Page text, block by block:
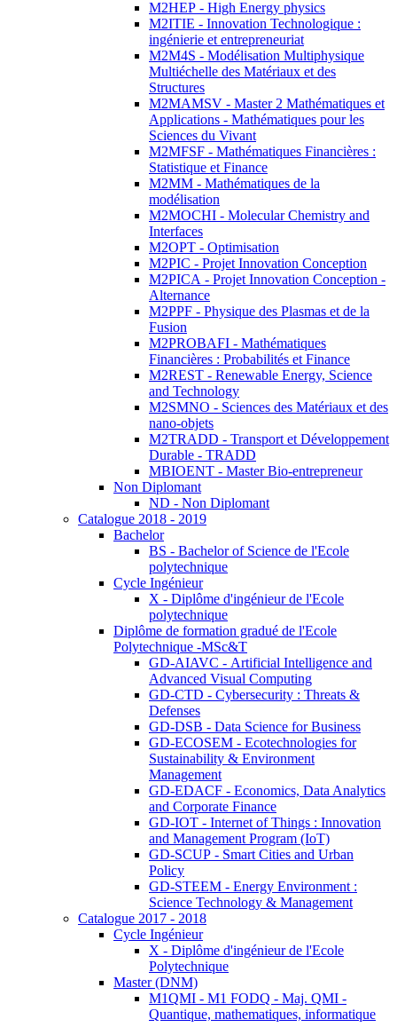
M2HEP - High Energy physics
M2ITIE - Innovation Technologique :
ingénierie et entrepreneuriat
M2M4S - Modélisation Multiphysique
Multiéchelle des Matériaux et des
Structures
M2MAMSV - Master 2 Mathématiques et
Applications - Mathématiques pour les
Sciences du Vivant
M2MFSF - Mathématiques Financières :
Statistique et Finance
M2MM - Mathématiques de la
modélisation
M2MOCHI - Molecular Chemistry and
Interfaces
M2OPT - Optimisation
M2PIC - Projet Innovation Conception
M2PICA - Projet Innovation Conception -
Alternance
M2PPF - Physique des Plasmas et de la
Fusion
M2PROBAFI - Mathématiques
Financières : Probabilités et Finance
M2REST - Renewable Energy, Science
and Technology
M2SMNO - Sciences des Matériaux et des
nano-objets
M2TRADD - Transport et Développement
Durable - TRADD
MBIOENT - Master Bio-entrepreneur
Non Diplomant
ND - Non Diplomant
Catalogue 2018 - 2019
Bachelor
BS - Bachelor of Science de l'Ecole
polytechnique
Cycle Ingénieur
X - Diplôme d'ingénieur de l'Ecole
polytechnique
Diplôme de formation gradué de l'Ecole
Polytechnique -MSc&T
GD-AIAVC - Artificial Intelligence and
Advanced Visual Computing
GD-CTD - Cybersecurity : Threats &
Defenses
GD-DSB - Data Science for Business
GD-ECOSEM - Ecotechnologies for
Sustainability & Environment
Management
GD-EDACF - Economics, Data Analytics
and Corporate Finance
GD-IOT - Internet of Things : Innovation
and Management Program (IoT)
GD-SCUP - Smart Cities and Urban
Policy
GD-STEEM - Energy Environment :
Science Technology & Management
Catalogue 2017 - 2018
Cycle Ingénieur
X - Diplôme d'ingénieur de l'Ecole
Polytechnique
Master (DNM)
M1QMI - M1 FODQ - Maj. QMI -
Quantique, mathematiques, informatique